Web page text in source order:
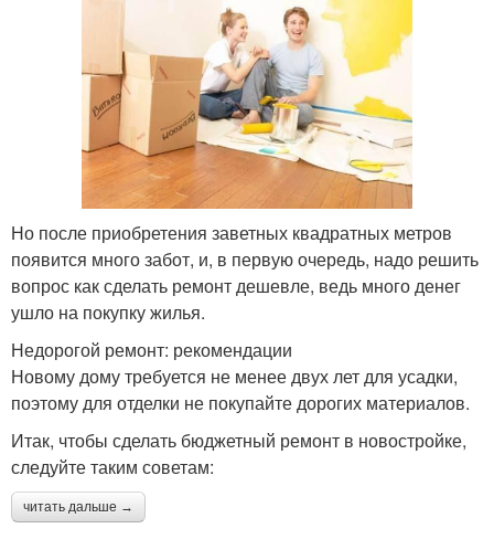
Но после приобретения заветных квадратных метров
появится много забот, и, в первую очередь, надо решить
вопрос как сделать ремонт дешевле, ведь много денег
ушло на покупку жилья.
Недорогой ремонт: рекомендации
Новому дому требуется не менее двух лет для усадки,
поэтому для отделки не покупайте дорогих материалов.
Итак, чтобы сделать бюджетный ремонт в новостройке,
следуйте таким советам:
читать дальше →